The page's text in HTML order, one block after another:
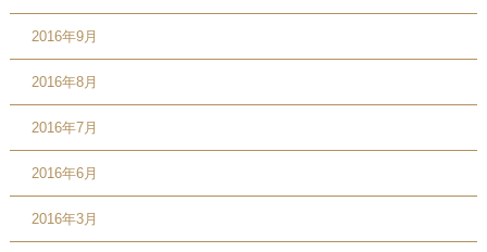
2016年9月
2016年8月
2016年7月
2016年6月
2016年3月